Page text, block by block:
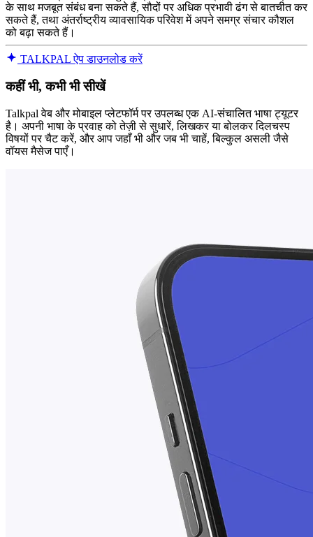
के साथ मजबूत संबंध बना सकते हैं, सौदों पर अधिक प्रभावी ढंग से बातचीत कर
सकते हैं, तथा अंतर्राष्ट्रीय व्यावसायिक परिवेश में अपने समग्र संचार कौशल
को बढ़ा सकते हैं।
TALKPAL ऐप डाउनलोड करें
कहीं भी, कभी भी सीखें
Talkpal वेब और मोबाइल प्लेटफॉर्म पर उपलब्ध एक AI-संचालित भाषा ट्यूटर
है। अपनी भाषा के प्रवाह को तेज़ी से सुधारें, लिखकर या बोलकर दिलचस्प
विषयों पर चैट करें, और आप जहाँ भी और जब भी चाहें, बिल्कुल असली जैसे
वॉयस मैसेज पाएँ।